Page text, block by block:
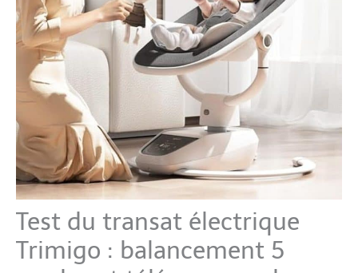
Test du transat électrique
Trimigo : balancement 5